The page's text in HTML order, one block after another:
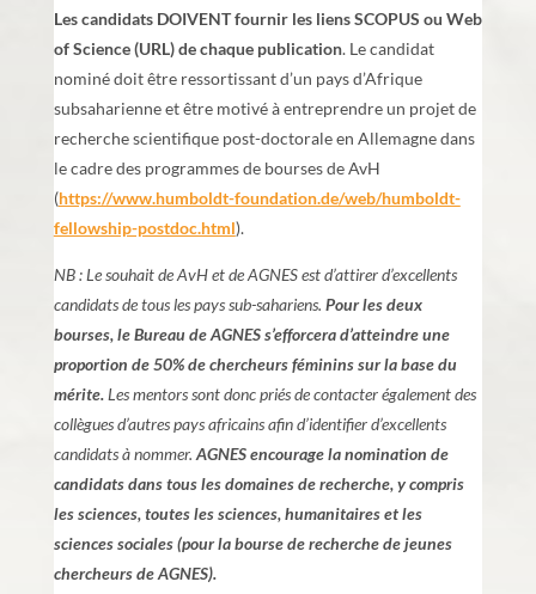
Les candidats DOIVENT fournir les liens SCOPUS ou Web
of Science (URL) de chaque publication. Le candidat
nominé doit être ressortissant d’un pays d’Afrique
subsaharienne et être motivé à entreprendre un projet de
recherche scientifique post-doctorale en Allemagne dans
le cadre des programmes de bourses de AvH
(https://www.humboldt-foundation.de/web/humboldt-
fellowship-postdoc.html).
NB : Le souhait de AvH et de AGNES est d’attirer d’excellents
candidats de tous les pays sub-sahariens. Pour les deux
bourses, le Bureau de AGNES s’efforcera d’atteindre une
proportion de 50% de chercheurs féminins sur la base du
mérite.Les mentors sont donc priés de contacter également des
collègues d’autres pays africains afin d’identifier d’excellents
candidats à nommer. AGNES encourage la nomination de
candidats dans tous les domaines de recherche, y compris
les sciences, toutes les sciences, humanitaires et les
sciences sociales (pour la bourse de recherche de jeunes
chercheurs de AGNES).